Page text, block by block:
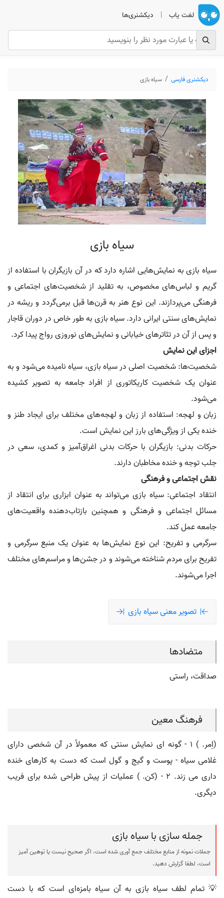
لغت یاب | دیکشنری‌ها
دیکشنری فارسی سیاه بازی
سیاه بازی
سیاه بازی به نمایش‌هایی اشاره دارد که در آن بازیگران با استفاده از
گریم و لباس‌های مخصوص، به تقلید از شخصیت‌های اجتماعی و
فرهنگی می‌پردازند. این نوع هنر به قرن‌ها قبل برمی‌گردد و ریشه در
نمایش‌های سنتی ایرانی دارد. سیاه بازی به طور خاص در دوران قاجار
و پس از آن در تئاترهای خیابانی و نمایش‌های نوروزی رواج پیدا کرد.
اجزای این نمایش
شخصیت‌ها: شخصیت اصلی در سیاه بازی، سیاه نامیده می‌شود و به
عنوان یک شخصیت کاریکاتوری از افراد جامعه به تصویر کشیده
می‌شود.
زبان و لهجه: استفاده از زبان و لهجه‌های مختلف برای ایجاد طنز و
خنده یکی از ویژگی‌های بارز این نمایش است.
حرکات بدنی: بازیگران با حرکات بدنی اغراق‌آمیز و کمدی، سعی در
جلب توجه و خنده مخاطبان دارند.
نقش اجتماعی و فرهنگی
انتقاد اجتماعی: سیاه بازی می‌تواند به عنوان ابزاری برای انتقاد از
مسائل اجتماعی و فرهنگی و همچنین بازتاب‌دهنده واقعیت‌های
جامعه عمل کند.
سرگرمی و تفریح: این نوع نمایش‌ها به عنوان یک منبع سرگرمی و
تفریح برای مردم شناخته می‌شوند و در جشن‌ها و مراسم‌های مختلف
اجرا می‌شوند.
تصویر معنی سیاه بازی
متضادها
صداقت، راستی
فرهنگ معین
(اِمر. ) ۱ - گونه ای نمایش سنتی که معمولاً در آن شخصی دارای
غلامی سیاه - پوست و گیج و گول است که دست به کارهای خنده
داری می زند. ۲ - (کن. ) عملیات از پیش طراحی شده برای فریب
دیگری.
جمله سازی با سیاه بازی
جملات نمونه از منابع مختلف جمع آوری شده است، اگر صحیح نیست یا توهین آمیز
است، لطفا گزارش دهید.
💡 تمام لطف سیاه بازی به آن سیاه بامزه‌ای است که با دست